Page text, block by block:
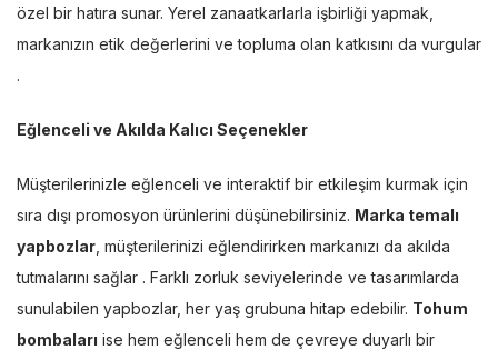
özel bir hatıra sunar. Yerel zanaatkarlarla işbirliği yapmak,
markanızın etik değerlerini ve topluma olan katkısını da vurgular
.
Eğlenceli ve Akılda Kalıcı Seçenekler
Müşterilerinizle eğlenceli ve interaktif bir etkileşim kurmak için
sıra dışı promosyon ürünlerini düşünebilirsiniz. Marka temalı
yapbozlar , müşterilerinizi eğlendirirken markanızı da akılda
tutmalarını sağlar . Farklı zorluk seviyelerinde ve tasarımlarda
sunulabilen yapbozlar, her yaş grubuna hitap edebilir. Tohum
bombaları ise hem eğlenceli hem de çevreye duyarlı bir